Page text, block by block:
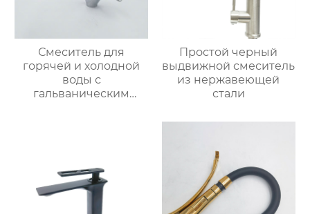
Смеситель для
горячей и холодной
воды с
гальваническим
Простой черный
выдвижной смеситель
из нержавеющей
стали